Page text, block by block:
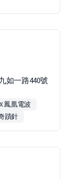
如一路440號
鳳凰電波
蹟針